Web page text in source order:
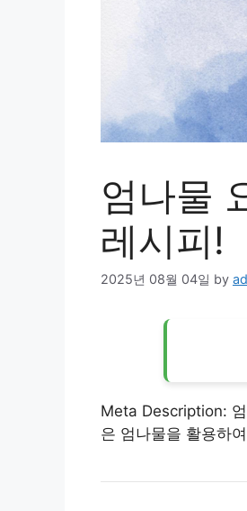
엄나물
레시피!
2025년 08월 04일 by
Meta Description:
은 엄나물을 활용하